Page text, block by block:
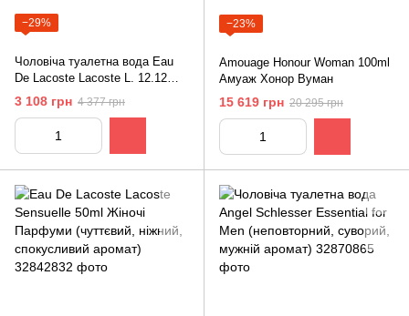
−29%
Чоловіча туалетна вода Eau
De Lacoste Lacostе L. 12.12
Vert (прохолодний,тонізуючий,
підбадьорливий аромат)
3 108 грн 4 377 грн
−23%
Amouage Honour Woman 100ml
Амуаж Хонор Вуман
15 619 грн 20 295 грн